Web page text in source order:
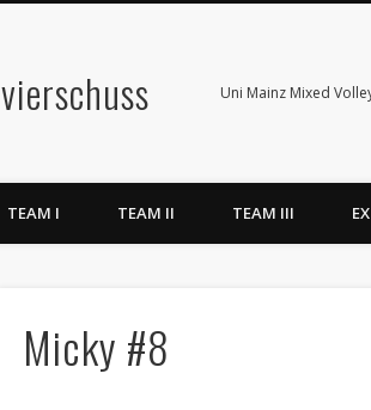
vierschuss Uni Mainz Mixed
TEAM I TEAM II TEAM III
Micky #8